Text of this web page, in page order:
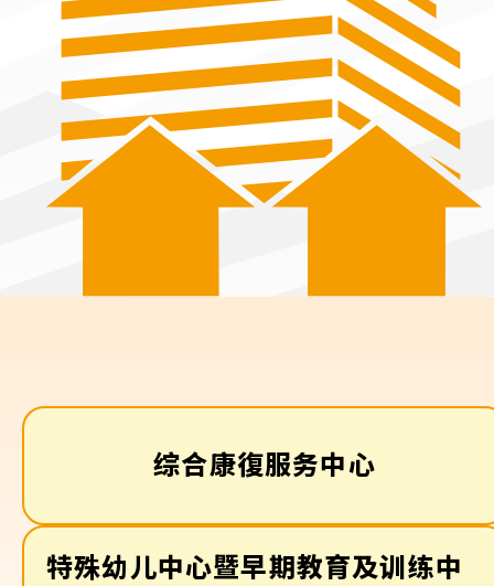
综合康復服务中心
特殊幼儿中心暨早期教育及训练中